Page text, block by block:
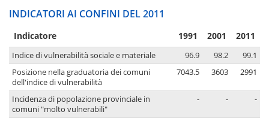
INDICATORI AI CONFINI DEL 2011
Indicatore 1991 2001 2011
Indice di vulnerabilità sociale e materiale 96.9 98.2
99.1
Posizione nella graduatoria dei comuni
dell'indice di vulnerabilità
7043.5 3603 2991
Incidenza di popolazione provinciale in
comuni "molto vulnerabili"
- - -